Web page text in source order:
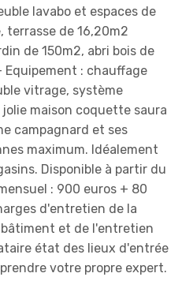
lavabo et espaces de
terrasse de 16,20m2
de 150m2, abri bois de
Equipement : chauffage
vitrage, système
maison coquette saura
campagnard et ses
maximum. Idéalement
Disponible à partir du
: 900 euros + 80
d'entretien de la
et de l'entretien
état des lieux d'entrée
votre propre expert.